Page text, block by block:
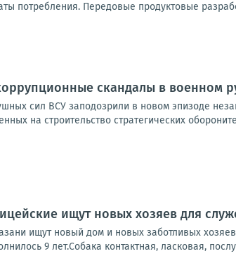
потребления. Передовые продуктовые
скандалы в военном
сил ВСУ заподозрили в новом эпизоде
на строительство стратегических
ищут новых хозяев для
ищут новый дом и новых заботливых
9 лет.Собака контактная, ласковая,